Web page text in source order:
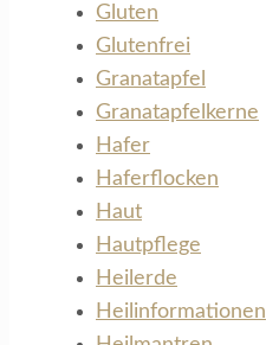
Gluten
Glutenfrei
Granatapfel
Granatapfelkerne
Hafer
Haferflocken
Haut
Hautpflege
Heilerde
Heilinformationen